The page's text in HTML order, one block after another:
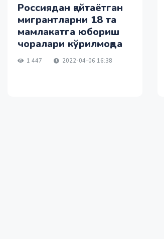
Россиядан қайтаётган
мигрантларни 18 та
мамлакатга юбориш
чоралари кўрилмоқда
1 447 2022-04-06 16:38